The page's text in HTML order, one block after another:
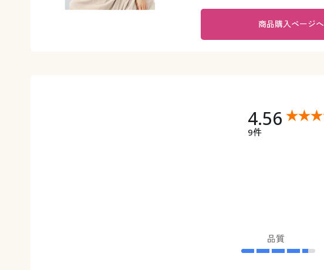
商品購入ページへ
4.56
9件
品質